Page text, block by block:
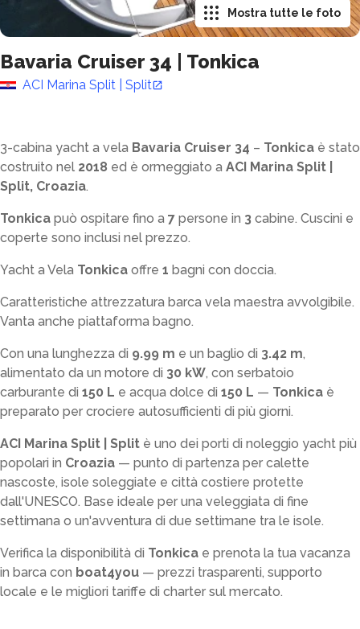
Bavaria Cruiser 34 Tonkica
ACI Marina Split | Split
Mostra tutte le foto
3-cabina yacht a vela Bavaria Cruiser 34 – Tonkica è stato
costruito nel 2018 ed è ormeggiato a ACI Marina Split |
Split, Croazia.
Tonkica può ospitare fino a 7 persone in 3 cabine. Cuscini e
coperte sono inclusi nel prezzo.
Yacht a Vela Tonkica offre 1 bagni con doccia.
Caratteristiche attrezzatura barca vela maestra avvolgibile.
Vanta anche piattaforma bagno.
Con una lunghezza di 9.99 m e un baglio di 3.42 m,
alimentato da un motore di 30 kW, con serbatoio
carburante di 150 L e acqua dolce di 150 L — Tonkica è
preparato per crociere autosufficienti di più giorni.
ACI Marina Split | Split è uno dei porti di noleggio yacht più
popolari in Croazia — punto di partenza per calette
nascoste, isole soleggiate e città costiere protette
dall'UNESCO. Base ideale per una veleggiata di fine
settimana o un'avventura di due settimane tra le isole.
Verifica la disponibilità di Tonkica e prenota la tua vacanza
in barca con boat4you — prezzi trasparenti, supporto
locale e le migliori tariffe di charter sul mercato.